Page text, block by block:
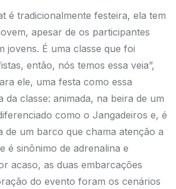
é tradicionalmente festeira, ela tem
apesar de os participantes
jovens. É uma classe que foi
então, nós temos essa veia”,
ele, uma festa como essa
da classe: animada, na beira de um
como o Jangadeiros e, é
de um barco que chama atenção a
é sinônimo de adrenalina e
acaso, as duas embarcações
do evento foram os cenários